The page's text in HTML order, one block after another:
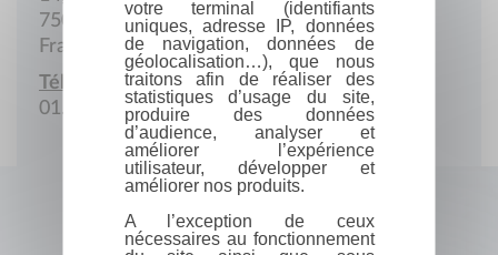
75015 Paris
France
Téléphone :
01.43.27.57.98
votre terminal (identifiants
uniques, adresse IP, données
de navigation, données de
géolocalisation…), que nous
traitons afin de réaliser des
statistiques d’usage du site,
produire des données
d’audience, analyser et
améliorer l’expérience
utilisateur, développer et
améliorer nos produits.
A l’exception de ceux
nécessaires au fonctionnement